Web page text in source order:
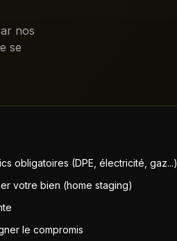
nos
se
obligatoires (DPE, électricité, gaz...)
votre bien (home staging)
le compromis